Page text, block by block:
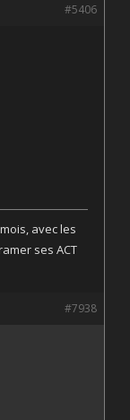
#5406
avec les
ses ACT
#7938